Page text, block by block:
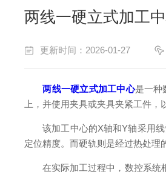
两线一硬立式加工
更新时间：2026-01-27
两线一硬立式加工中心是一种
上，并使用夹具或夹具夹紧工件，
该加工中心的X轴和Y轴采用线
定位精度。而硬轨则是经过热处理
在实际加工过程中，数控系统根